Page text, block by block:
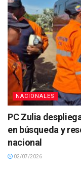
NACIONALES
PC Zulia
en búsqueda y
nacional
02/07/2026